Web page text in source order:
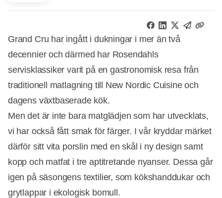
Grand Cru har ingått i dukningar i mer än två
decennier och därmed har Rosendahls
servisklassiker varit på en gastronomisk resa från
traditionell matlagning till New Nordic Cuisine och
dagens växtbaserade kök.
Men det är inte bara matglädjen som har utvecklats,
vi har också fått smak för färger. I vår kryddar märket
därför sitt vita porslin med en skål i ny design samt
kopp och matfat i tre aptitretande nyanser. Dessa går
igen på säsongens textilier, som kökshanddukar och
grytlappar i ekologisk bomull.